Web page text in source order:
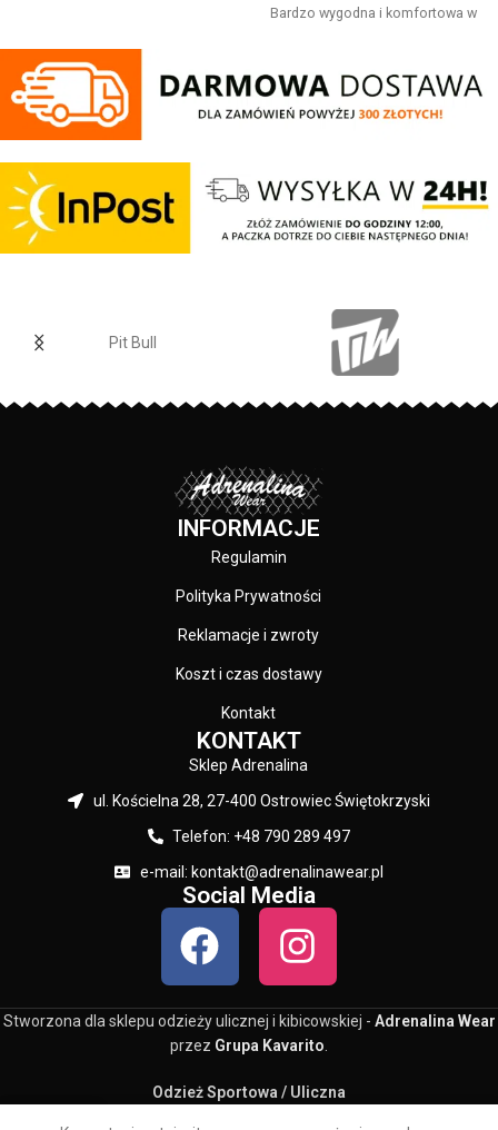
każdą okazję. Krój regularny
(nieco szerszy od slim fit). Do
uszycia tej koszulki Pitbull
została użyta bardzo dobra
wykonania i jest przeznaczony dla
najbardziej wymagających
klientów. Koszulka jest
żakardowe metki firmowe.
Bardzo wygodna i komfortowa w
podkreślają oryginalność i
wyjątkowość produktu, • Przód
koszulki to dyskretne gumow logo
ze wszystkimi dodatkami została
w 100% wyprodukowana w Polsce
???????? • Inne produkty z
Koszulka o gramaturze 210g
Konserwacja: Prać w
temperaturze do 30 stopni.
w Polsce.
Pit Bull
INFORMACJE
Regulamin
Polityka Prywatności
Reklamacje i zwroty
Koszt i czas dostawy
Kontakt
KONTAKT
Sklep Adrenalina
ul. Kościelna 28, 27-400 Ostrowiec Świętokrzyski
Telefon: +48 790 289 497
e-mail: kontakt@adrenalinawear.pl
Social Media
Stworzona dla sklepu odzieży ulicznej i kibicowskiej - Adrenalina Wear
przez Grupa Kavarito
Odzież Sportowa / Uliczna